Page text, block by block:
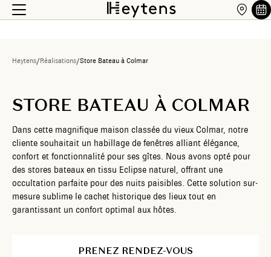
Heytens/Réalisations/Store Bateau à Colmar
STORE BATEAU À COLMAR
Dans cette magnifique maison classée du vieux Colmar, notre
cliente souhaitait un habillage de fenêtres alliant élégance,
confort et fonctionnalité pour ses gîtes. Nous avons opté pour
des stores bateaux en tissu Eclipse naturel, offrant une
occultation parfaite pour des nuits paisibles. Cette solution sur-
mesure sublime le cachet historique des lieux tout en
garantissant un confort optimal aux hôtes.
PRENEZ RENDEZ-VOUS